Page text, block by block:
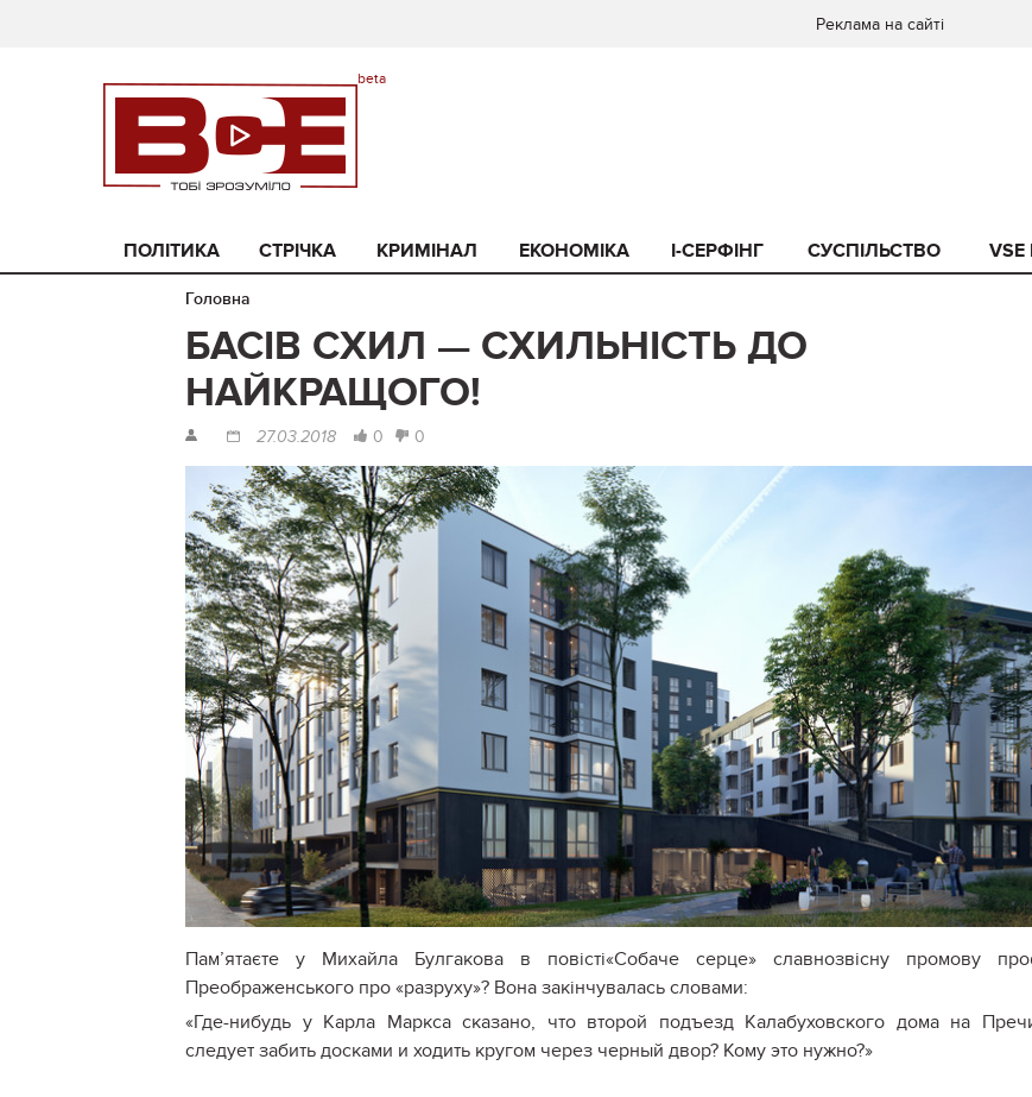
Реклама на сайті
ПОЛІТИКА СТРІЧКА КРИМІНАЛ ЕКОНОМІКА I-СЕРФІНГ СУСПІЛЬСТВО
Головна
БАСІВ СХИЛ — СХИЛЬНІСТЬ ДО
НАЙКРАЩОГО!
27.03.2018 0 0
Пам’ятаєте у Михайла Булгакова в повісті«Собаче серце» славнозвісну промову
Преображенського про «разруху»? Вона закінчувалась словами:
«Где-нибудь у Карла Маркса сказано, что второй подъезд Калабуховского дома на
следует забить досками и ходить кругом через черный двор? Кому это нужно?»